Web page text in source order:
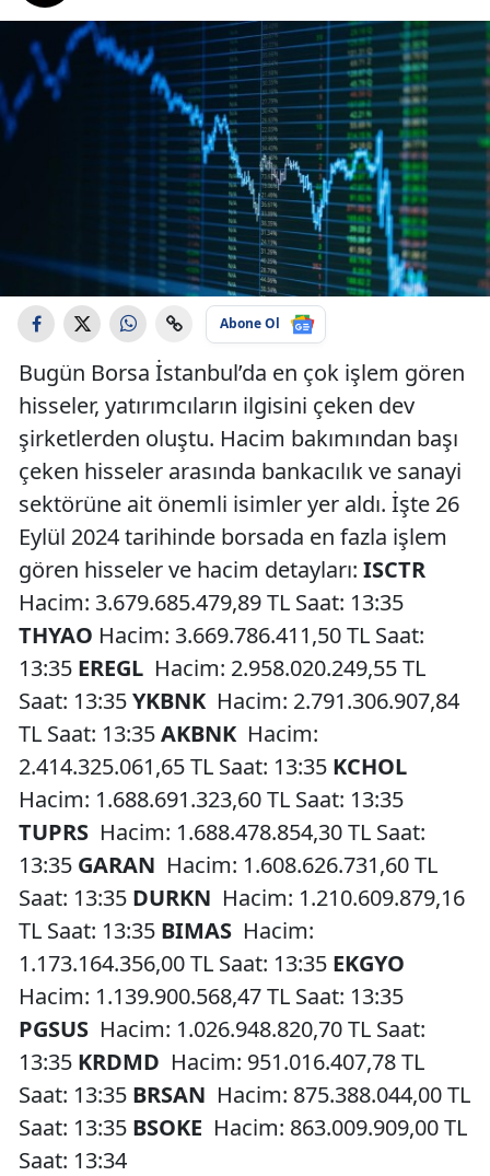
Abone Ol
Bugün Borsa İstanbul’da en çok işlem gören
hisseler, yatırımcıların ilgisini çeken dev
şirketlerden oluştu. Hacim bakımından başı
çeken hisseler arasında bankacılık ve sanayi
sektörüne ait önemli isimler yer aldı. İşte 26
Eylül 2024 tarihinde borsada en fazla işlem
gören hisseler ve hacim detayları: ISCTR
Hacim: 3.679.685.479,89 TL Saat: 13:35
THYAO Hacim: 3.669.786.411,50 TL Saat:
13:35 EREGL Hacim: 2.958.020.249,55 TL
Saat: 13:35YKBNK Hacim: 2.791.306.907,84
TL Saat: 13:35AKBNK Hacim:
2.414.325.061,65 TL Saat: 13:35 KCHOL
Hacim: 1.688.691.323,60 TL Saat: 13:35
TUPRS Hacim: 1.688.478.854,30 TL Saat:
13:35 GARAN Hacim: 1.608.626.731,60 TL
Saat: 13:35 DURKN Hacim: 1.210.609.879,16
TL Saat: 13:35 BIMAS Hacim:
1.173.164.356,00 TL Saat: 13:35 EKGYO
Hacim: 1.139.900.568,47 TL Saat: 13:35
PGSUS Hacim: 1.026.948.820,70 TL Saat:
13:35 KRDMD Hacim: 951.016.407,78 TL
Saat: 13:35 BRSAN Hacim: 875.388.044,00 TL
Saat: 13:35 BSOKE Hacim: 863.009.909,00 TL
Saat: 13:34